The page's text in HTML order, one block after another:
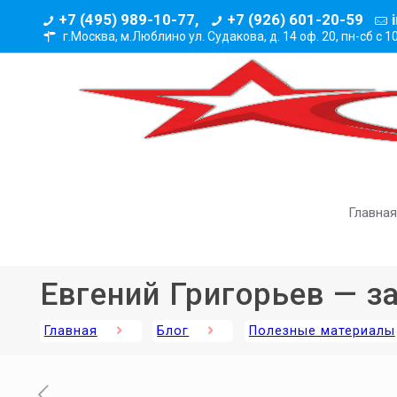
+7 (495) 989-10-77, +7 (926) 601-20-59
г.Москва, м.Люблино ул. Судакова, д. 14 оф. 20, пн-сб с
Главная
Евгений Григорьев —
Главная Блог Полезные материалы